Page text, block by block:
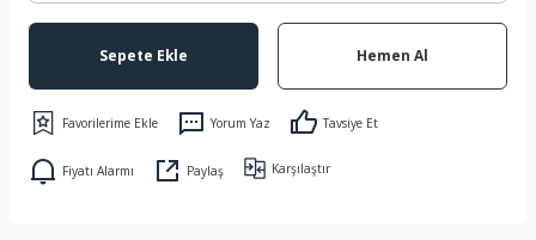
Sepete Ekle Hemen Al
Yorum Yaz Tavsiye Et
Fiyatı Alarmı Paylaş Karşılaştır